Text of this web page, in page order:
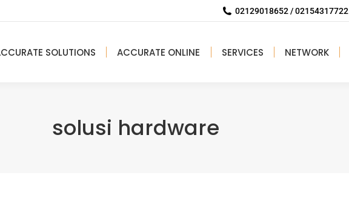
02129018652 / 02154317722
SOLUTIONS ACCURATE ONLINE SERVICES NETWORK
solusi hardware